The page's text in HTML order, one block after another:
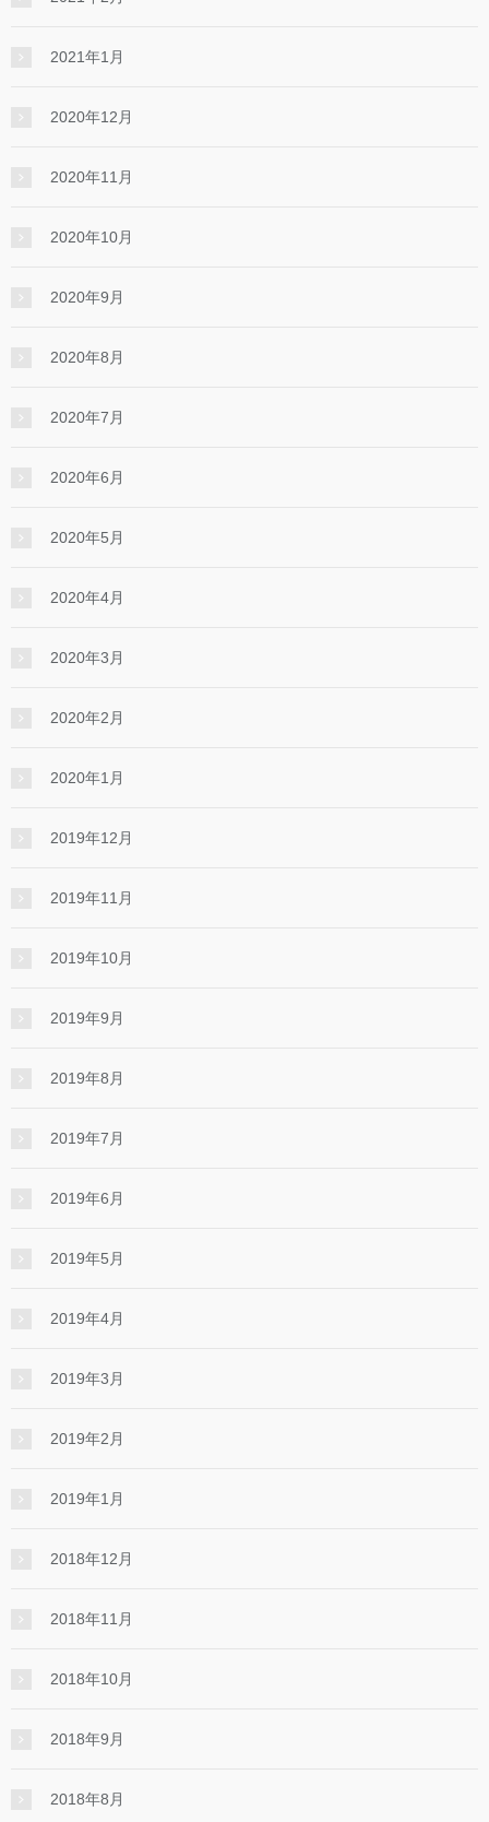
2021年1月
2020年12月
2020年11月
2020年10月
2020年9月
2020年8月
2020年7月
2020年6月
2020年5月
2020年4月
2020年3月
2020年2月
2020年1月
2019年12月
2019年11月
2019年10月
2019年9月
2019年8月
2019年7月
2019年6月
2019年5月
2019年4月
2019年3月
2019年2月
2019年1月
2018年12月
2018年11月
2018年10月
2018年9月
2018年8月